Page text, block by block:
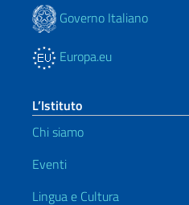
Governo Italiano
Europa.eu
L’Istituto
Chi siamo
Eventi
Lingua e Cultura